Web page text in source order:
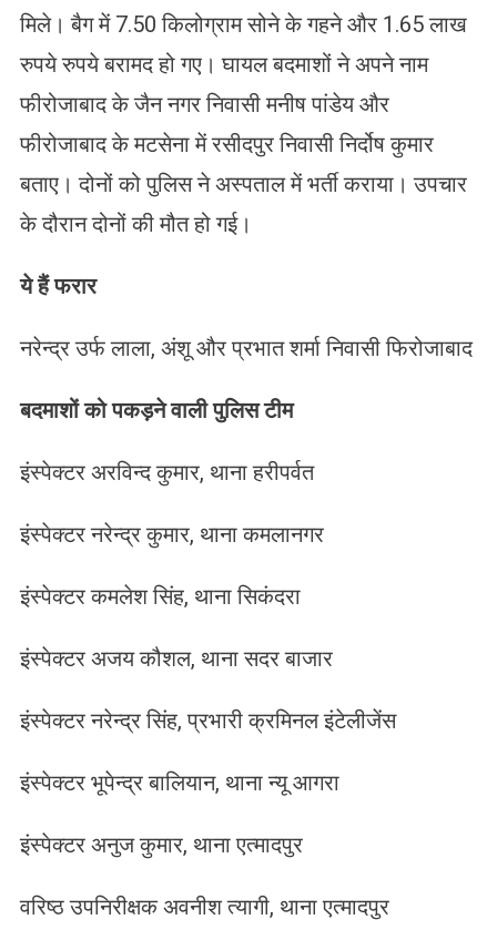
मिले। बैग में 7.50 किलोग्राम सोने के गहने और 1.65 लाख
रुपये रुपये बरामद हो गए। घायल बदमाशों ने अपने नाम
फीरोजाबाद के जैन नगर निवासी मनीष पांडेय और
फीरोजाबाद के मटसेना में रसीदपुर निवासी निर्दोष कुमार
बताए। दोनों को पुलिस ने अस्पताल में भर्ती कराया। उपचार
के दौरान दोनों की मौत हो गई।
ये हैं फरार
नरेन्द्र उर्फ लाला, अंशू और प्रभात शर्मा निवासी फिरोजाबाद
बदमाशों को पकड़ने वाली पुलिस टीम
इंस्पेक्टर अरविन्द कुमार, थाना हरीपर्वत
इंस्पेक्टर नरेन्द्र कुमार, थाना कमलानगर
इंस्पेक्टर कमलेश सिंह, थाना सिकंदरा
इंस्पेक्टर अजय कौशल, थाना सदर बाजार
इंस्पेक्टर नरेन्द्र सिंह, प्रभारी क्रमिनल इंटेलीजेंस
इंस्पेक्टर भूपेन्द्र बालियान, थाना न्यू आगरा
इंस्पेक्टर अनुज कुमार, थाना एत्मादपुर
वरिष्ठ उपनिरीक्षक अवनीश त्यागी, थाना एत्मादपुर